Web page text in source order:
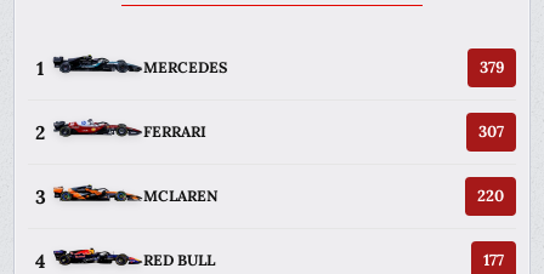
1 MERCEDES 379
2 FERRARI 307
3 MCLAREN 220
4 RED BULL 177